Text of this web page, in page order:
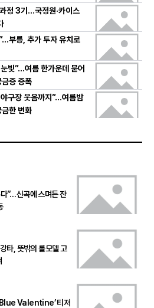
정 3기…국정원·카이스
부릉, 추가 투자 유치로
빛”…여름 한가운데 묻어
증 증폭
구장 웃음까지”…여름밤
한 변화
”…신곡에 스며든 잔
타, 뜻밖의 롤모델 고
Valentine’ 티저